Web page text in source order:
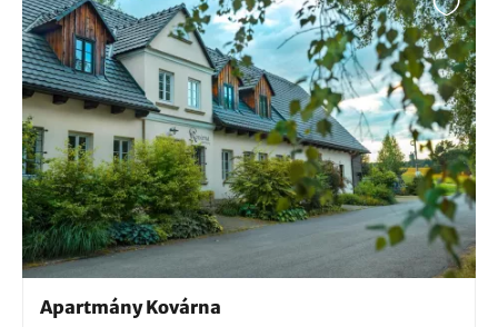
Apartmány Kovárna